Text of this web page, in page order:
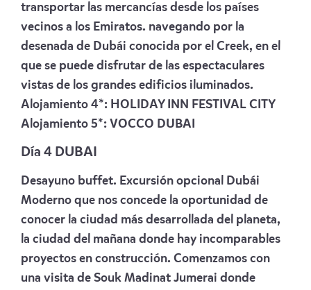
transportar las mercancías desde los países
vecinos a los Emiratos. navegando por la
desenada de Dubái conocida por el Creek, en el
que se puede disfrutar de las espectaculares
vistas de los grandes edificios iluminados.
Alojamiento 4*: HOLIDAY INN FESTIVAL CITY
Alojamiento 5*: VOCCO DUBAI
Día 4 DUBAI
Desayuno buffet. Excursión opcional Dubái
Moderno que nos concede la oportunidad de
conocer la ciudad más desarrollada del planeta,
la ciudad del mañana donde hay incomparables
proyectos en construcción. Comenzamos con
una visita de Souk Madinat Jumerai donde